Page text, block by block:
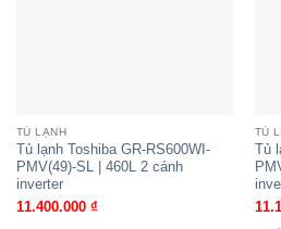
TỦ LẠNH
Tủ lạnh Toshiba GR-RS600WI-
PMV(49)-SL | 460L 2 cánh
inverter
11.400.000 ₫
TỦ
Tủ